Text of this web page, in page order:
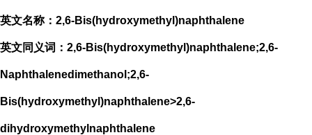
英文名称：2,6-Bis(hydroxymethyl)naphthalene
英文同义词：2,6-Bis(hydroxymethyl)naphthalene;2,6-
Naphthalenedimethanol;2,6-
Bis(hydroxymethyl)naphthalene>2,6-
dihydroxymethylnaphthalene